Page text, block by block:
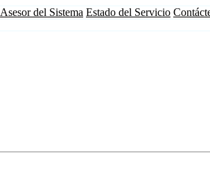
Asesor del Sistema Estado del Servicio